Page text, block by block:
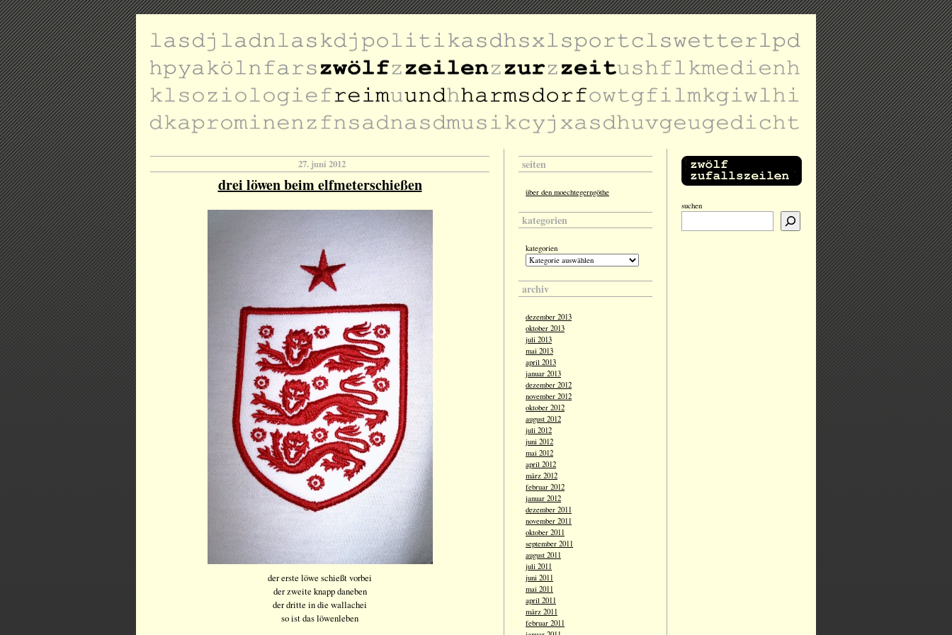
27. juni 2012
drei löwen beim elfmeterschießen
der erste löwe schießt vorbei
der zweite knapp daneben
der dritte in die wallachei
so ist das löwenleben
seiten
über den moechtegerngöthe
kategorien
kategorien
archiv
dezember 2013
oktober 2013
juli 2013
mai 2013
april 2013
januar 2013
dezember 2012
november 2012
oktober 2012
august 2012
juli 2012
juni 2012
mai 2012
april 2012
märz 2012
februar 2012
januar 2012
dezember 2011
november 2011
oktober 2011
september 2011
august 2011
juli 2011
juni 2011
mai 2011
april 2011
märz 2011
februar 2011
suchen